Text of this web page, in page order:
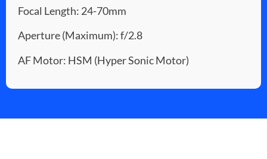
Focal Length: 24-70mm
Aperture (Maximum): f/2.8
AF Motor: HSM (Hyper Sonic Motor)